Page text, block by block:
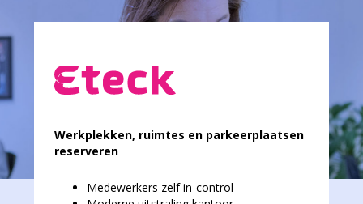
Werkplekken, ruimtes en parkeerplaatsen
reserveren
Medewerkers zelf in-control